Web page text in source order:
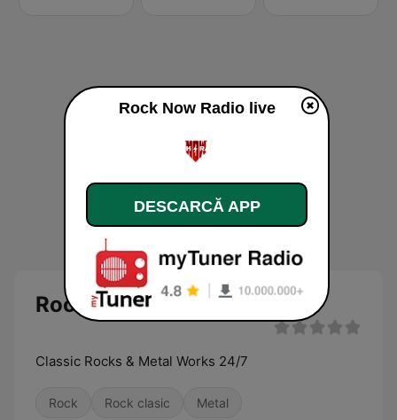
Rock Now Radio Live
Classic Rocks & Metal Works 24/7
Rock Rock clasic Metal
Rock Now Radio live
DESCARCĂ APP